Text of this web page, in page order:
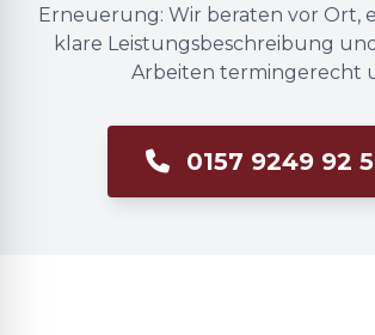
Erneuerung: Wir beraten vor Ort,
klare Leistungsbeschreibung
Arbeiten termingerecht
0157 9249 92